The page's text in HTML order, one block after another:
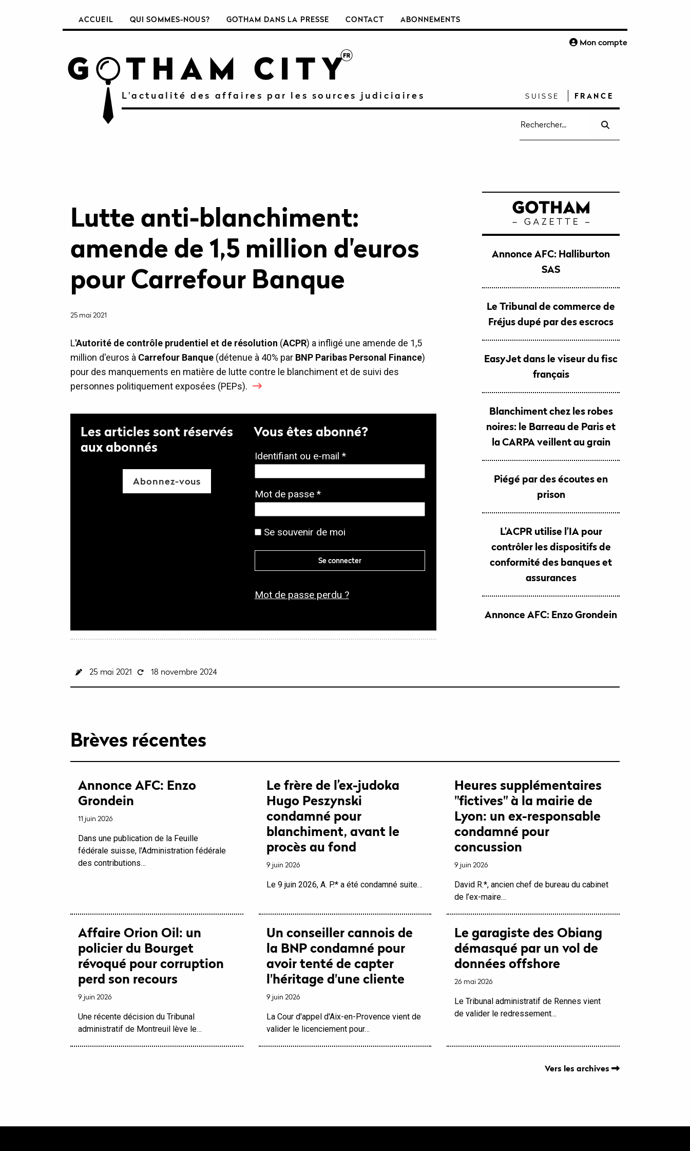
ACCUEIL QUI SOMMES-NOUS? GOTHAM DANS LA PRESSE CONTACT ABONNEMENTS
Mon compte
L'actualité des affaires par les sources judiciaires SUISSE FRANCE
pour
:
Lutte anti-blanchiment:
amende de 1,5 million d'euros
pour Carrefour Banque
25 mai 2021
L'Autorité de contrôle prudentiel et de résolution (ACPR) a infligé une amende de 1,5
million d'euros à Carrefour Banque (détenue à 40% par BNP Paribas Personal Finance)
pour des manquements en matière de lutte contre le blanchiment et de suivi des
personnes politiquement exposées (PEPs).
Les articles sont réservés
aux abonnés
Abonnez-vous
Vous êtes abonné?
Identifiant ou e-mail *O
i
g
t
o
r
Mot de passe *O
g
a
o
r
Se souvenir de moi
Se connecter
Mot de passe perdu ?
25 mai 2021 18 novembre 2024
Annonce AFC: Halliburton
SAS
Le Tribunal de commerce de
Fréjus dupé par des escrocs
EasyJet dans le viseur du fisc
français
Blanchiment chez les robes
noires: le Barreau de Paris et
la CARPA veillent au grain
Piégé par des écoutes en
prison
L’ACPR utilise l’IA pour
contrôler les dispositifs de
conformité des banques et
assurances
Annonce AFC: Enzo Grondein
Brèves récentes
Annonce AFC: Enzo
Grondein
11 juin 2026
Dans une publication de la Feuille
fédérale suisse, l'Administration fédérale
des contributions…
Le frère de l’ex-judoka
Hugo Peszynski
condamné pour
blanchiment, avant le
procès au fond
9 juin 2026
Le 9 juin 2026, A. P.* a été condamné suite…
Heures supplémentaires
"fictives" à la mairie de
Lyon: un ex-responsable
condamné pour
concussion
9 juin 2026
David R.*, ancien chef de bureau du cabinet
de l’ex-maire…
Affaire Orion Oil: un
policier du Bourget
révoqué pour corruption
perd son recours
9 juin 2026
Une récente décision du Tribunal
administratif de Montreuil lève le…
Un conseiller cannois de
la BNP condamné pour
avoir tenté de capter
l'héritage d'une cliente
9 juin 2026
La Cour d'appel d'Aix-en-Provence vient de
valider le licenciement pour…
Le garagiste des Obiang
démasqué par un vol de
données offshore
26 mai 2026
Le Tribunal administratif de Rennes vient
de valider le redressement…
Vers les archives